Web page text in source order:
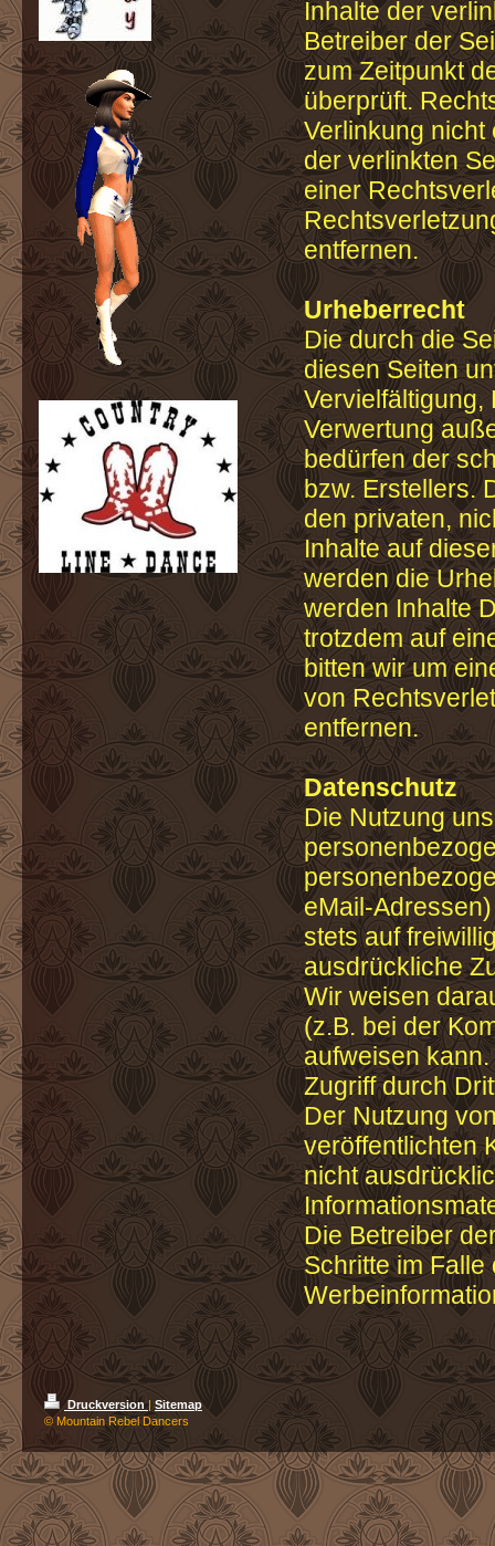
Inhalte der
Betreiber der
zum Zeitpunkt
überprüft.
Verlinkung nicht
der verlinkten
einer
entfernen.
Urheberrecht
Die durch die
diesen Seiten
Vervielfältigung,
Verwertung
bedürfen der
bzw. Erstellers.
den privaten,
Inhalte auf
werden die
werden Inhalte
trotzdem auf
bitten wir um
von
entfernen.
Datenschutz
Die Nutzung
eMail-
stets auf
ausdrückliche
Wir weisen
(z.B. bei der
aufweisen
Zugriff durch
Der Nutzung
veröffentlichten
nicht
Die Betreiber
Schritte im
Druckversion| Sitemap
© Mountain Rebel Dancers